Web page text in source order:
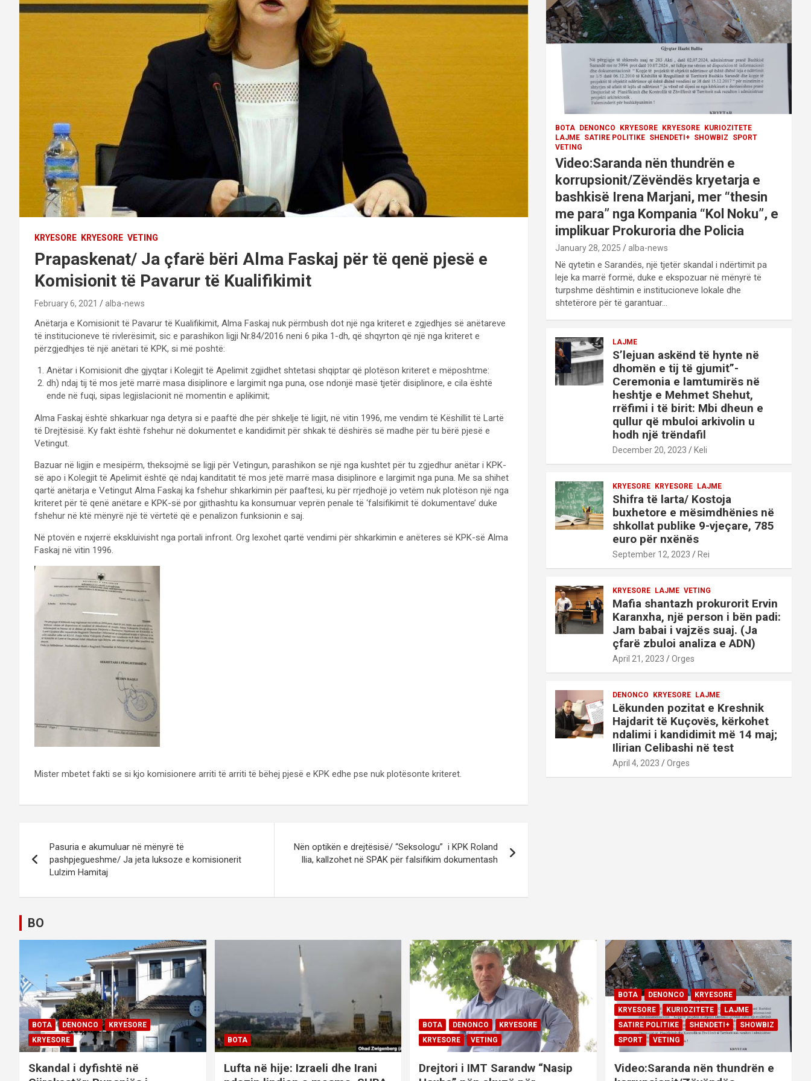
KRYESORE KRYESORE VETING
Prapaskenat/ Ja çfarë bëri Alma Faskaj për të qenë pjesë e
Komisionit të Pavarur të Kualifikimit
February 6, 2021 alba-news
Anëtarja e Komisionit të Pavarur të Kualifikimit, Alma Faskaj nuk përmbush dot një nga kriteret e zgjedhjes së anëtareve
të institucioneve të rivlerësimit, sic e parashikon ligji Nr.84/2016 neni 6 pika 1-dh, që shqyrton që një nga kriteret e
përzgjedhjes të një anëtari të KPK, si më poshtë:
Anëtar i Komisionit dhe gjyqtar i Kolegjit të Apelimit zgjidhet shtetasi shqiptar që plotëson kriteret e mëposhtme:
dh) ndaj tij të mos jetë marrë masa disiplinore e largimit nga puna, ose ndonjë masë tjetër disiplinore, e cila është
ende në fuqi, sipas legjislacionit në momentin e aplikimit;
Alma Faskaj është shkarkuar nga detyra si e paaftë dhe për shkelje të ligjit, në vitin 1996, me vendim të Këshillit të Lartë
të Drejtësisë. Ky fakt është fshehur në dokumentet e kandidimit për shkak të dëshirës së madhe për tu bërë pjesë e
Vetingut.
Bazuar në ligjin e mesipërm, theksojmë se ligji për Vetingun, parashikon se një nga kushtet për tu zgjedhur anëtar i KPK-
së apo i Kolegjit të Apelimit është që ndaj kanditatit të mos jetë marrë masa disiplinore e largimit nga puna. Me sa shihet
qartë anëtarja e Vetingut Alma Faskaj ka fshehur shkarkimin për paaftesi, ku për rrjedhojë jo vetëm nuk plotëson një nga
kriteret për të qenë anëtare e KPK-së por gjithashtu ka konsumuar veprën penale të ‘falsifikimit të dokumentave’ duke
fshehur në ktë mënyrë një të vërtetë që e penalizon funksionin e saj.
Në ptovën e nxjerrë ekskluivisht nga portali infront. Org lexohet qartë vendimi për shkarkimin e anëteres së KPK-së Alma
Faskaj në vitin 1996.
Mister mbetet fakti se si kjo komisionere arriti të arriti të bëhej pjesë e KPK edhe pse nuk plotësonte kriteret.
t
n
v
i
g
a
Pasuria e akumuluar në mënyrë të
pashpjegueshme/ Ja jeta luksoze e komisionerit
Lulzim Hamitaj
Nën optikën e drejtësisë/ “Seksologu” i KPK Roland
Ilia, kallzohet në SPAK për falsifikim dokumentash
BOTA DENONCO KRYESORE KRYESORE
KURIOZITETE
LAJME SATIRE POLITIKE SHENDETI+ SHOWBIZ
SPORT
VETING
Video:Saranda nën thundrën e
korrupsionit/Zëvëndës kryetarja e
bashkisë Irena Marjani, mer “thesin
me para” nga Kompania “Kol Noku”, e
implikuar Prokuroria dhe Policia
January 28, 2025 alba-news
Në qytetin e Sarandës, një tjetër skandal i ndërtimit pa
leje ka marrë formë, duke e ekspozuar në mënyrë të
turpshme dështimin e institucioneve lokale dhe
shtetërore për të garantuar…
LAJME
S’lejuan askënd të hynte në
dhomën e tij të gjumit”-
Ceremonia e lamtumirës në
heshtje e Mehmet Shehut,
rrëfimi i të birit: Mbi dheun e
qullur që mbuloi arkivolin u
hodh një trëndafil
December 20, 2023 Keli
KRYESORE KRYESORE LAJME
Shifra të larta/ Kostoja
buxhetore e mësimdhënies në
shkollat publike 9-vjeçare, 785
euro për nxënës
September 12, 2023 Rei
KRYESORE LAJME VETING
Mafia shantazh prokurorit Ervin
Karanxha, një person i bën padi:
Jam babai i vajzës suaj. (Ja
çfarë zbuloi analiza e ADN)
April 21, 2023 Orges
DENONCO KRYESORE LAJME
Lëkunden pozitat e Kreshnik
Hajdarit të Kuçovës, kërkohet
ndalimi i kandidimit më 14 maj;
Ilirian Celibashi në test
April 4, 2023 Orges
BO
BOTA DENONCO
KRYESORE
KRYESORE
Skandal i dyfishtë në
BOTA
Lufta në hije: Izraeli dhe Irani
BOTA DENONCO
KRYESORE
KRYESORE
VETING
Drejtori i IMT Sarandw “Nasip
BOTA DENONCO
KRYESORE
KRYESORE
KURIOZITETE
LAJME
SATIRE POLITIKE
SHENDETI+
SHOWBIZ
SPORT
VETING
Video:Saranda nën thundrën e